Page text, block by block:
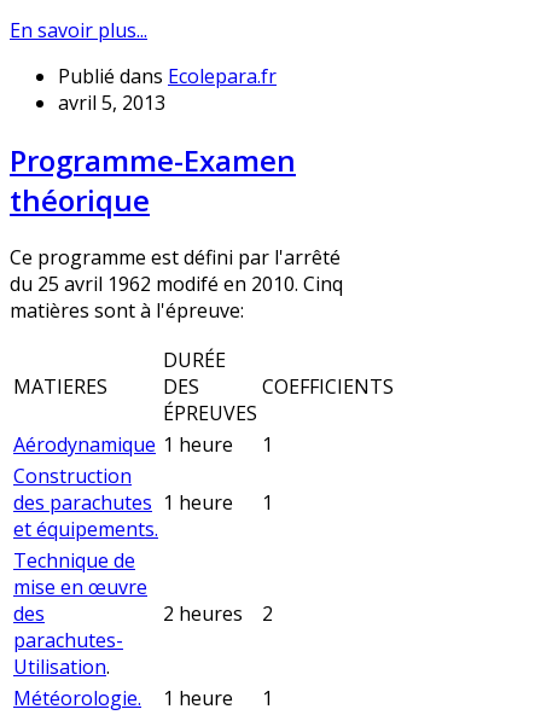
En savoir plus...
Publié dans Ecolepara.fr
avril 5, 2013
Programme-Examen
théorique
Ce programme est défini par l'arrêté
du 25 avril 1962 modifé en 2010. Cinq
matières sont à l'épreuve:
MATIERES
DURÉE
DES
ÉPREUVES
COEFFICIENTS
Aérodynamique 1 heure
1
Construction
des parachutes
et équipements.
1 heure 1
Technique de
mise en œuvre
des
parachutes-
Utilisation.
2 heures 2
Météorologie. 1 heure
1